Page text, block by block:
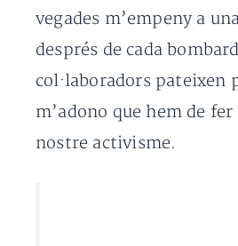
vegades m’empeny a
després de cada
col·laboradors pateixen
m’adono que hem de
nostre activisme.